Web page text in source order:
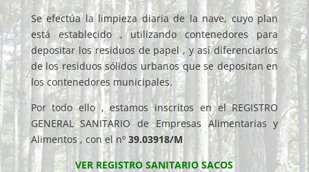
Se efectúa la limpieza diaria de la nave, cuyo plan
está establecido , utilizando contenedores para
depositar los residuos de papel , yasí diferenciarlos
de los residuos sólidos urbanos que se depositan en
los contenedores municipales.
Por todo ello , estamos inscritos en el REGISTRO
GENERAL SANITARIO de Empresas Alimentarias y
Alimentos , con el nº 39.03918/M
VER REGISTRO SANITARIO SACOS